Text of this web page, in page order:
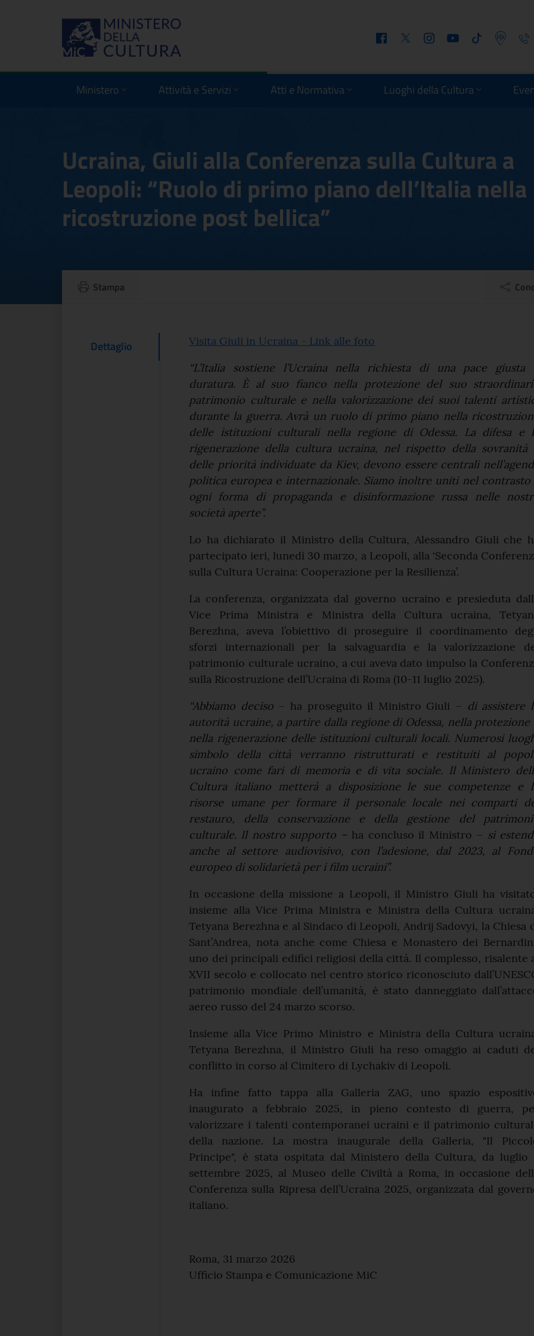
FacebookTwitter InstagramYoutube Tiktok Podcast
Ministero Attività e Servizi Atti e Normativa Luoghi della Cultura
Ucraina, Giuli alla Conferenza sulla Cultura a
Leopoli: “Ruolo di primo piano dell’Italia nella
ricostruzione post bellica”
Ucraina, Giuli alla Conferenza sulla
Stampa
Contenuto Del
Dettaglio Testo del comunicato
Visita Giuli in Ucraina - Link alle foto
“L’Italia sostiene l’Ucraina nella richiesta di una pace giusta
duratura. È al suo fianco nella protezione del suo
patrimonio culturale e nella valorizzazione dei suoi talenti
durante la guerra. Avrà un ruolo di primo piano nella
delle istituzioni culturali nella regione di Odessa. La difesa e
rigenerazione della cultura ucraina, nel rispetto della sovranità
delle priorità individuate da Kiev, devono essere centrali
politica europea e internazionale. Siamo inoltre uniti nel contrasto
ogni forma di propaganda e disinformazione russa nelle
società aperte”.
Lo ha dichiarato il Ministro della Cultura, Alessandro Giuli che
partecipato ieri, lunedì 30 marzo, a Leopoli, alla ‘Seconda
sulla Cultura Ucraina: Cooperazione per la Resilienza’.
La conferenza, organizzata dal governo ucraino e presieduta
Vice Prima Ministra e Ministra della Cultura ucraina,
Berezhna, aveva l’obiettivo di proseguire il coordinamento
sforzi internazionali per la salvaguardia e la valorizzazione
patrimonio culturale ucraino, a cui aveva dato impulso la
sulla Ricostruzione dell’Ucraina di Roma (10-11 luglio 2025).
“Abbiamo deciso – ha proseguito il Ministro Giuli – di assistere
autorità ucraine, a partire dalla regione di Odessa, nella protezione
nella rigenerazione delle istituzioni culturali locali. Numerosi
simbolo della città verranno ristrutturati e restituiti al
ucraino come fari di memoria e di vita sociale. Il Ministero
Cultura italiano metterà a disposizione le sue competenze e
risorse umane per formare il personale locale nei comparti
restauro, della conservazione e della gestione del
culturale. Il nostro supporto – ha concluso il Ministro – si
anche al settore audiovisivo, con l’adesione, dal 2023, al
europeo di solidarietà per i film ucraini”.
In occasione della missione a Leopoli, il Ministro Giuli ha
insieme alla Vice Prima Ministra e Ministra della Cultura
Tetyana Berezhna e al Sindaco di Leopoli, Andrij Sadovyi, la Chiesa
Sant’Andrea, nota anche come Chiesa e Monastero dei
uno dei principali edifici religiosi della città. Il complesso, risalente
XVII secolo e collocato nel centro storico riconosciuto
patrimonio mondiale dell’umanità, è stato danneggiato
aereo russo del 24 marzo scorso.
Insieme alla Vice Primo Ministro e Ministra della Cultura
Tetyana Berezhna, il Ministro Giuli ha reso omaggio ai caduti
conflitto in corso al Cimitero di Lychakiv di Leopoli.
Ha infine fatto tappa alla Galleria ZAG, uno spazio
inaugurato a febbraio 2025, in pieno contesto di guerra,
valorizzare i talenti contemporanei ucraini e il patrimonio
della nazione. La mostra inaugurale della Galleria, "Il
Principe", è stata ospitata dal Ministero della Cultura, da luglio
settembre 2025, al Museo delle Civiltà a Roma, in occasione
Conferenza sulla Ripresa dell’Ucraina 2025, organizzata dal
italiano.
Roma, 31 marzo 2026
Ufficio Stampa e Comunicazione MiC